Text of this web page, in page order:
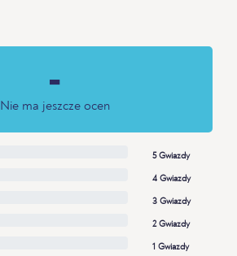
-
Nie ma jeszcze ocen
5 Gwiazdy
4 Gwiazdy
3 Gwiazdy
2 Gwiazdy
1 Gwiazdy